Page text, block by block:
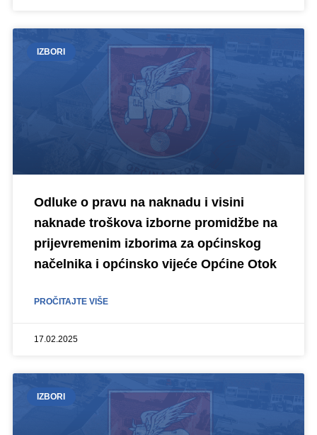
IZBORI
Odluke o pravu na naknadu i visini
naknade troškova izborne promidžbe na
prijevremenim izborima za općinskog
načelnika i općinsko vijeće Općine Otok
PROČITAJTE VIŠE
17.02.2025
IZBORI